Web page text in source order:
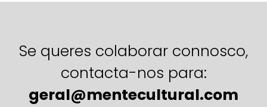
Se queres colaborar connosco,
contacta-nos para:
geral@mentecultural.com